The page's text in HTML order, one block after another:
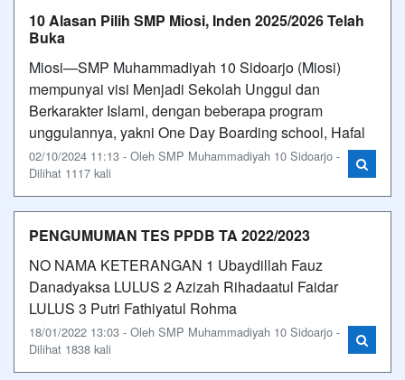
10 Alasan Pilih SMP Miosi, Inden 2025/2026 Telah
Buka
Miosi—SMP Muhammadiyah 10 Sidoarjo (Miosi)
mempunyai visi Menjadi Sekolah Unggul dan
Berkarakter Islami, dengan beberapa program
unggulannya, yakni One Day Boarding school, Hafal
02/10/2024 11:13 - Oleh SMP Muhammadiyah 10 Sidoarjo -
Dilihat 1117 kali
PENGUMUMAN TES PPDB TA 2022/2023
NO NAMA KETERANGAN 1 Ubaydillah Fauz
Danadyaksa LULUS 2 Azizah Rihadaatul Faidar
LULUS 3 Putri Fathiyatul Rohma
18/01/2022 13:03 - Oleh SMP Muhammadiyah 10 Sidoarjo -
Dilihat 1838 kali